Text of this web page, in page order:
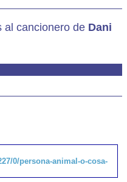
al cancionero de Dani
0/persona-animal-o-cosa-